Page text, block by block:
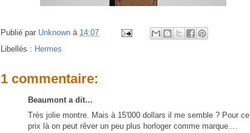
Publié par Unknown à 14:07
Libellés : Hermes
1 commentaire:
Beaumont a dit…
Très jolie montre. Mais à 15'000 dollars il me semble ? Pour ce
prix là on peut rêver un peu plus horloger comme marque....